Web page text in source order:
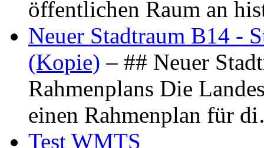
öffentlichen Raum an
Neuer Stadtraum B14 -
(Kopie) – ## Neuer
Rahmenplans Die
einen Rahmenplan für
Test WMTS